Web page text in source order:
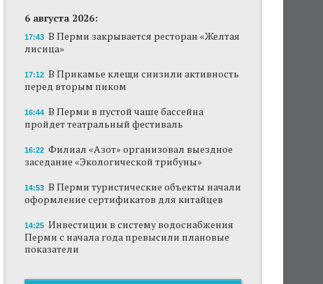
6 августа 2026:
17:43 В Перми закрывается ресторан «Желтая
лисица»
17:12 В Прикамье клещи снизили активность
перед вторым пиком
16:44 В Перми в пустой чаше бассейна
пройдет театральный фестиваль
16:22 Филиал «Азот» организовал выездное
заседание «Экологической трибуны»
14:53 В Перми туристические объекты начали
оформление сертификатов для китайцев
14:25 Инвестиции в систему водоснабжения
Перми с начала года превысили плановые
показатели